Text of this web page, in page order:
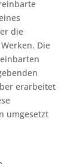
die
Die
erarbeitet
umgesetzt